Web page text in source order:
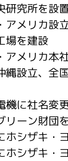
研究所を設
アメリカ設
場を建設
アメリカ本
縄設立、全
機に社名変
リーン財団
ホシザキ・
ホシザキ・